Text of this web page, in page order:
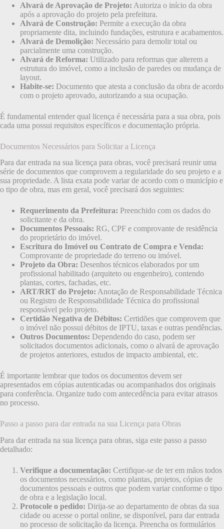
Alvará de Aprovação de Projeto: Autoriza o início da obra
após a aprovação do projeto pela prefeitura.
Alvará de Construção: Permite a execução da obra
propriamente dita, incluindo fundações, estrutura e acabamentos.
Alvará de Demolição: Necessário para demolir total ou
parcialmente uma construção.
Alvará de Reforma: Utilizado para reformas que alterem a
estrutura do imóvel, como a inclusão de paredes ou mudança de
layout.
Habite-se: Documento que atesta a conclusão da obra de acordo
com o projeto aprovado, autorizando a sua ocupação.
É fundamental entender qual licença é necessária para a sua obra, pois
cada uma possui requisitos específicos e documentação própria.
Documentos Necessários para Solicitar a Licença
Para dar entrada na sua licença para obras, você precisará reunir uma
série de documentos que comprovem a regularidade do seu projeto e a
sua propriedade. A lista exata pode variar de acordo com o município e
o tipo de obra, mas em geral, você precisará dos seguintes:
Requerimento da Prefeitura: Preenchido com os dados do
solicitante e da obra.
Documentos Pessoais: RG, CPF e comprovante de residência
do proprietário do imóvel.
Escritura do Imóvel ou Contrato de Compra e Venda:
Comprovante de propriedade do terreno ou imóvel.
Projeto da Obra: Desenhos técnicos elaborados por um
profissional habilitado (arquiteto ou engenheiro), contendo
plantas, cortes, fachadas, etc.
ART/RRT do Projeto: Anotação de Responsabilidade Técnica
ou Registro de Responsabilidade Técnica do profissional
responsável pelo projeto.
Certidão Negativa de Débitos: Certidões que comprovem que
o imóvel não possui débitos de IPTU, taxas e outras pendências.
Outros Documentos: Dependendo do caso, podem ser
solicitados documentos adicionais, como o alvará de aprovação
de projetos anteriores, estudos de impacto ambiental, etc.
É importante lembrar que todos os documentos devem ser
apresentados em cópias autenticadas ou acompanhados dos originais
para conferência. Organize tudo com antecedência para evitar atrasos
no processo.
Passo a passo para dar entrada na sua Licença para Obras
Para dar entrada na sua licença para obras, siga este passo a passo
detalhado:
Verifique a documentação: Certifique-se de ter em mãos todos
os documentos necessários, como plantas, projetos, cópias de
documentos pessoais e outros que podem variar conforme o tipo
de obra e a legislação local.
Protocole o pedido: Dirija-se ao departamento de obras da sua
cidade ou acesse o portal online, se disponível, para dar entrada
no processo de solicitação da licença. Preencha os formulários